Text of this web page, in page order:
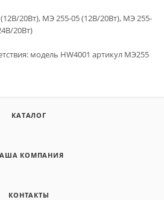
20Вт), МЭ 255-05 (12В/20Вт), МЭ 255-
20Вт)
модель HW4001 артикул МЭ255
КАТАЛОГ
КОМПАНИЯ
КОНТАКТЫ